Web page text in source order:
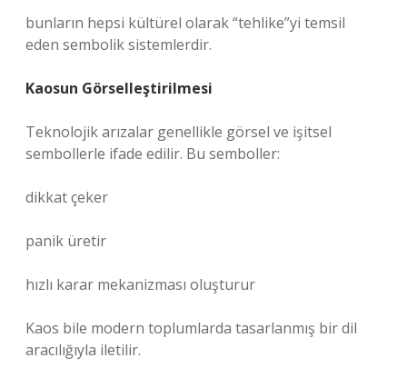
bunların hepsi kültürel olarak “tehlike”yi temsil
eden sembolik sistemlerdir.
Kaosun Görselleştirilmesi
Teknolojik arızalar genellikle görsel ve işitsel
sembollerle ifade edilir. Bu semboller:
dikkat çeker
panik üretir
hızlı karar mekanizması oluşturur
Kaos bile modern toplumlarda tasarlanmış bir dil
aracılığıyla iletilir.